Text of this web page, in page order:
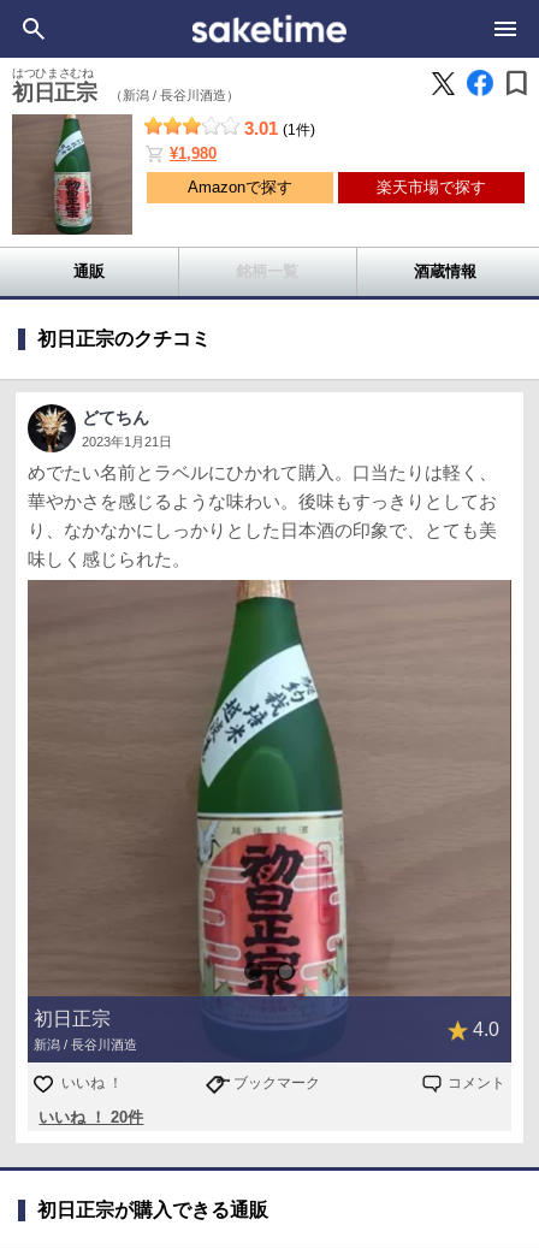
初日正宗
はつひまさむね
（新潟 / 長谷川酒造） bookmark
3.01 (1件)
shopping_cart ¥1,980
Amazonで探す 楽天市場で探す
通販 銘柄一覧 酒蔵情報
初日正宗のクチコミ
どてちん
2023年1月21日
めでたい名前とラベルにひかれて購入。口当たりは軽く、
華やかさを感じるような味わい。後味もすっきりとしてお
り、なかなかにしっかりとした日本酒の印象で、とても美
味しく感じられた。
初日正宗
新潟 / 長谷川酒造
4.0
いいね ！ ブックマーク コメント
いいね ！ 20件
初日正宗が購入できる通販